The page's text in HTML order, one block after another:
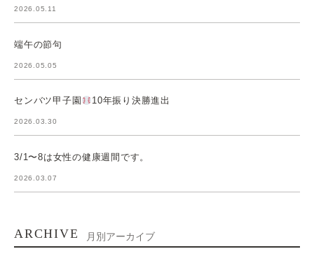
2026.05.11
端午の節句
2026.05.05
センバツ甲子園 10年振り決勝進出
2026.03.30
3/1〜8は女性の健康週間です。
2026.03.07
ARCHIVE 月別アーカイブ